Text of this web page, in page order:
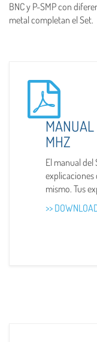
BNC y P-SMP con
metal completan el Set.
MHZ
El manual del
explicaciones
mismo. Tus
>>